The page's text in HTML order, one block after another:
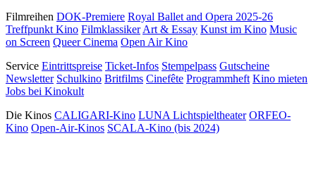
Filmreihen DOK-Premiere Royal Ballet and Opera 2025-26
Treffpunkt Kino Filmklassiker Art & Essay Kunst im Kino Music
on Screen Queer Cinema Open Air Kino
Service Eintrittspreise Ticket-Infos Stempelpass Gutscheine
Newsletter Schulkino Britfilms Cinefête Programmheft Kino mieten
Jobs bei Kinokult
Die Kinos CALIGARI-Kino LUNA Lichtspieltheater ORFEO-
Kino Open-Air-Kinos SCALA-Kino (bis 2024)